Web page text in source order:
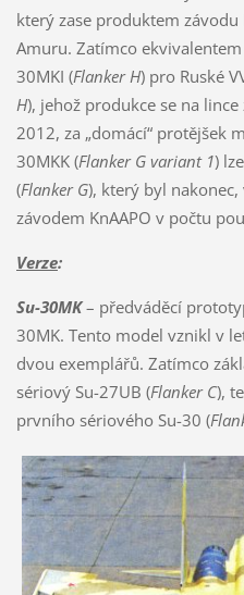
který zase produktem závodu
Amuru. Zatímco
30MKI (Flanker H) pro Ruské
H), jehož produkce se na
2012, za „domácí“ protějšek
30MKK (Flanker G variant 1)
(Flanker G), který byl
závodem KnAAPO v počtu
Verze:
Su-30MK– předváděcí
30MK. Tento model vznikl v
dvou exemplářů. Zatímco
sériový Su-27UB (Flanker C),
prvního sériového Su-30 (